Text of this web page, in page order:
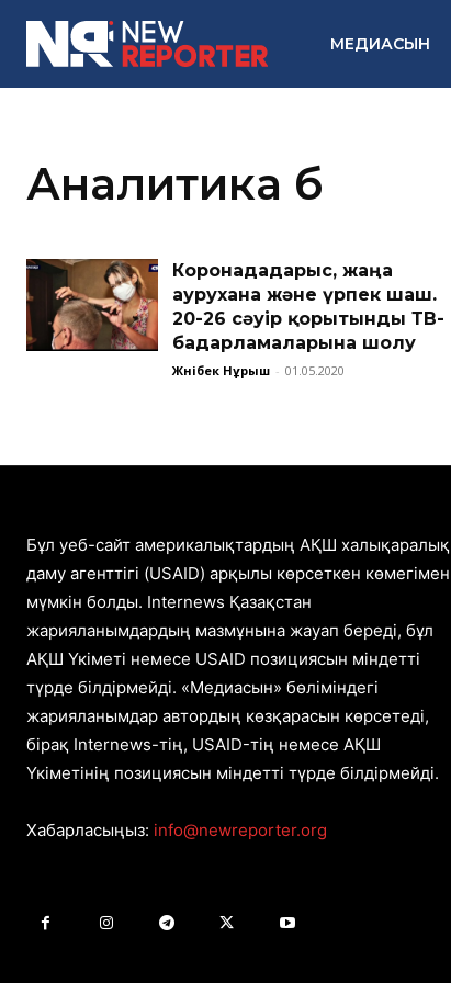
МЕДИАСЫН
Аналитика б
Коронадағдарыс, жаңа
аурухана және үрпек шаш.
20-26 сәуір қорытынды ТВ-
бағдарламаларына шолу
Жәнібек Нұрыш - 01.05.2020
Бұл уеб-сайт америкалықтардың АҚШ халықаралық
даму агенттігі (USAID) арқылы көрсеткен көмегімен
мүмкін болды. Internews Қазақстан
жарияланымдардың мазмұнына жауап береді, бұл
АҚШ Үкіметі немесе USAID позициясын міндетті
түрде білдірмейді. «Медиасын» бөліміндегі
жарияланымдар автордың көзқарасын көрсетеді,
бірақ Internews-тің, USAID-тің немесе АҚШ
Үкіметінің позициясын міндетті түрде білдірмейді.
Хабарласыңыз: info@newreporter.org